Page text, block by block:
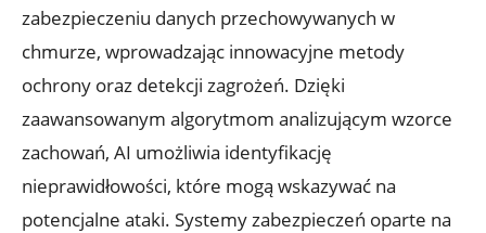
zabezpieczeniu danych ⁢przechowywanych w
chmurze, wprowadzając‌ innowacyjne⁢ metody
ochrony oraz​ detekcji zagrożeń. Dzięki
zaawansowanym ‌algorytmom analizującym wzorce
zachowań, AI umożliwia identyfikację
nieprawidłowości,‍ które mogą wskazywać ​na
potencjalne ⁣ataki. Systemy zabezpieczeń oparte ⁤na